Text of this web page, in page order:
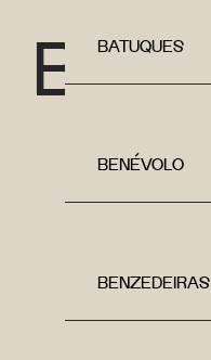
B BATUQUES
BENÉVOLO
BENZEDEIRAS